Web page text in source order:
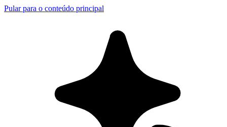
Pular para o conteúdo principal